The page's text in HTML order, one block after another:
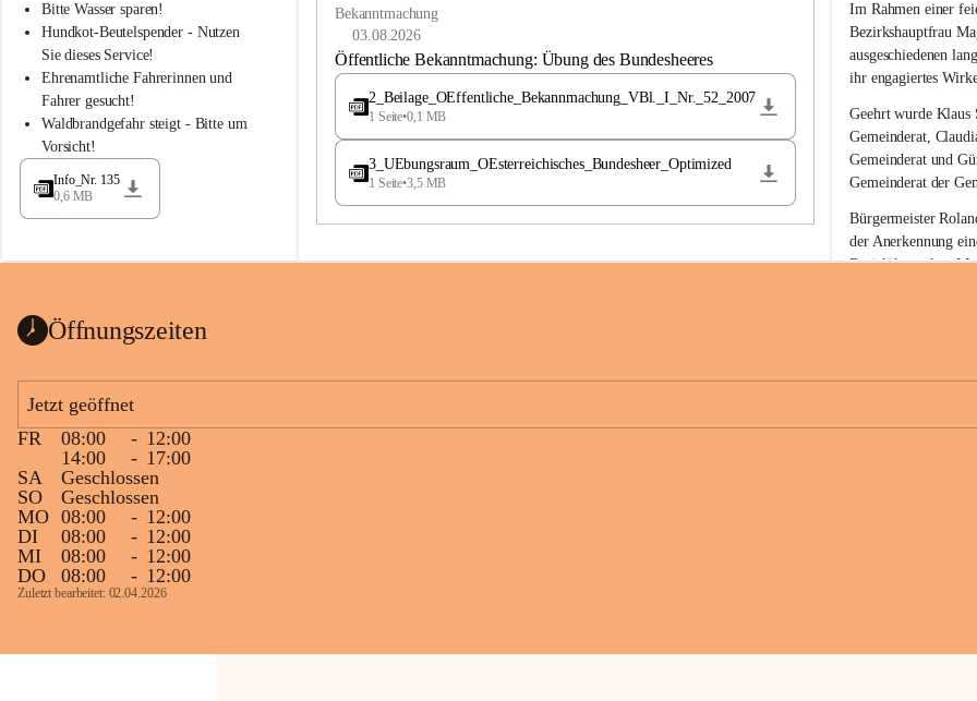
h
a
d
l
a
Bitte Wasser sparen!
Hundkot-Beutelspender - Nutzen
Sie dieses Service!
Ehrenamtliche Fahrerinnen und
Fahrer gesucht!
Waldbrandgefahr steigt - Bitte um
Vorsicht!
Info_Nr. 135
0,6 MB
e
a
Bekanntmachung
03.08.2026
Öffentliche Bekanntmachung: Übung des Bundesheeres
2_Beilage_OEffentliche_Bekannmachung_VBl._I_Nr._52_2007
1 Seite•0,1 MB
3_UEbungsraum_OEsterreichisches_Bundesheer_Optimized
1 Seite•3,5 MB
h
-
S
t
M
a
g
d
a
l
e
n
a
Im Rahmen einer
Bezirkshauptfrau
ausgeschiedenen
ihr engagiertes
Geehrt wurde Klaus
Gemeinderat,
Gemeinderat und
Gemeinderat der
Bürgermeister
der Anerkennung
Bezirkshauptfrau
Öffnungszeiten
Jetzt geöffnet
FR
08:00 - 12:00
14:00
- 17:00
SA
Geschlossen
SO
Geschlossen
MO 08:00 - 12:00
DI
08:00 - 12:00
MI
08:00 - 12:00
DO
08:00 - 12:00
Zuletzt bearbeitet: 02.04.2026